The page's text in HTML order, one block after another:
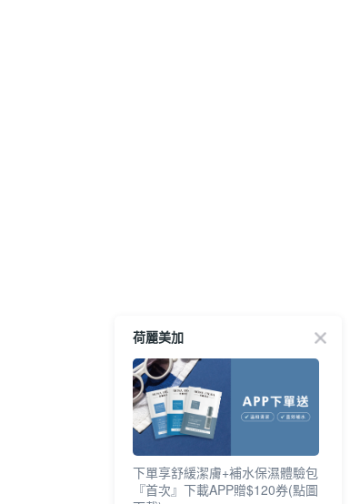
荷麗美加
下單享舒緩潔膚+補水保濕體驗包
『首次』下載APP贈$120券(點圖